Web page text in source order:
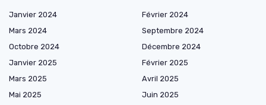
Janvier 2024
Février 2024
Mars 2024
Septembre 2024
Octobre 2024
Décembre 2024
Janvier 2025
Février 2025
Mars 2025
Avril 2025
Mai 2025
Juin 2025